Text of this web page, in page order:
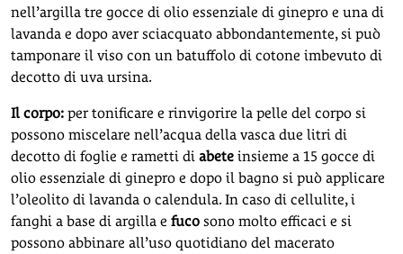
nell’argilla tre gocce di olio essenziale di ginepro e una di
lavanda e dopo aver sciacquato abbondantemente, si può
tamponare il viso con un batuffolo di cotone imbevuto di
decotto di uva ursina.
Il corpo: per tonificare e rinvigorire la pelle del corpo si
possono miscelare nell’acqua della vasca due litri di
decotto di foglie e rametti di abete insieme a 15 gocce di
olio essenziale di ginepro e dopo il bagno si può applicare
l’oleolito di lavanda o calendula. In caso di cellulite, i
fanghi a base di argilla e fuco sono molto efficaci e si
possono abbinare all’uso quotidiano del macerato